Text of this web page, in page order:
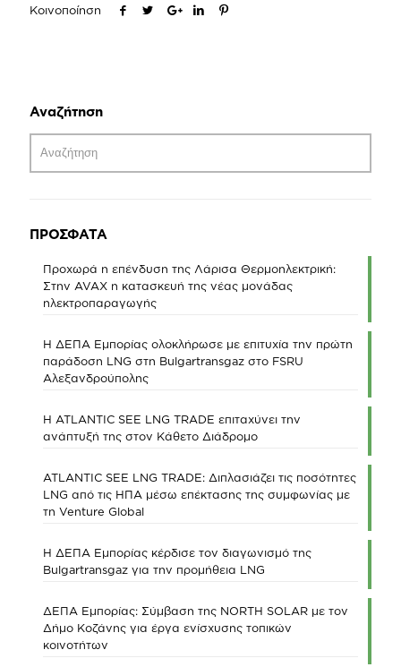
Κοινοποίηση
Αναζήτηση
ΠΡΟΣΦΑΤΑ
Προχωρά η επένδυση της Λάρισα Θερμοηλεκτρική:
Στην AVAX η κατασκευή της νέας μονάδας
ηλεκτροπαραγωγής
Η ΔΕΠΑ Εμπορίας ολοκλήρωσε με επιτυχία την πρώτη
παράδοση LNG στη Bulgartransgaz στο FSRU
Αλεξανδρούπολης
Η ATLANTIC SEE LNG TRADE επιταχύνει την
ανάπτυξή της στον Κάθετο Διάδρομο
ATLANTIC SEE LNG TRADE: Διπλασιάζει τις ποσότητες
LNG από τις ΗΠΑ μέσω επέκτασης της συμφωνίας με
τη Venture Global
Η ΔΕΠΑ Εμπορίας κέρδισε τον διαγωνισμό της
Bulgartransgaz για την προμήθεια LNG
ΔΕΠΑ Εμπορίας: Σύμβαση της NORTH SOLAR με τον
Δήμο Κοζάνης για έργα ενίσχυσης τοπικών
κοινοτήτων